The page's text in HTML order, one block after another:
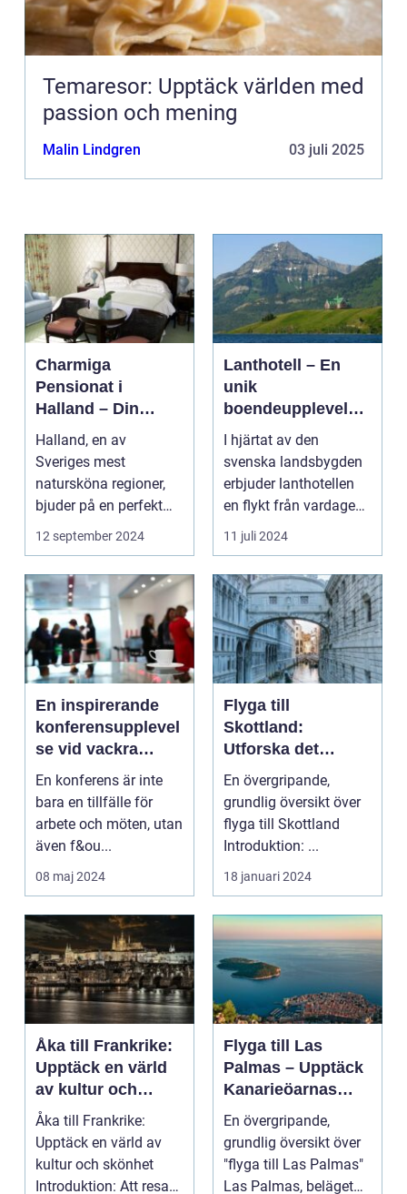
Temaresor: Upptäck världen med
passion och mening
Malin Lindgren 03 juli 2025
Charmiga
Pensionat i
Halland – Din
Guide till Ett
Bekymmersfritt
Getaway
Halland, en av
Sveriges mest
natursköna regioner,
bjuder på en perfekt
kombination av idy...
12 september 2024
Lanthotell – En
unik
boendeupplevelse
i harmoni med
naturen
I hjärtat av den
svenska landsbygden
erbjuder lanthotellen
en flykt från vardagens
hektik...
11 juli 2024
En inspirerande
konferensupplevel
se vid vackra
Tylösand
En konferens är inte
bara en tillfälle för
arbete och möten, utan
även f&ou...
08 maj 2024
Flyga till
Skottland:
Utforska det
vackra landet på
ännu enklast sätt
En övergripande,
grundlig översikt över
flyga till Skottland
Introduktion: ...
18 januari 2024
Åka till Frankrike:
Upptäck en värld
av kultur och
skönhet
Åka till Frankrike:
Upptäck en värld av
kultur och skönhet
Introduktion: Att resa
Flyga till Las
Palmas – Upptäck
Kanarieöarnas
pärla
En övergripande,
grundlig översikt över
"flyga till Las Palmas"
Las Palmas, beläget